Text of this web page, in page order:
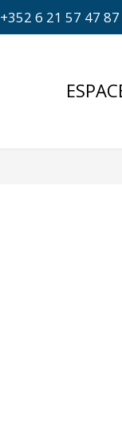
+352 6 21 57 47 87